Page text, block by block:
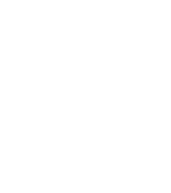
Plug-in Hybride